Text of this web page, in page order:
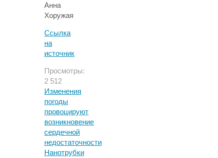
Анна
Хоружая
Ссылка
на
источник
Просмотры:
2 512
Изменения
погоды
провоцируют
возникновение
сердечной
недостаточности
Нанотрубки